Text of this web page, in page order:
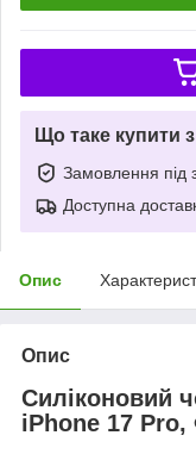
Що таке купити
Замовлення під
Доступна
Опис
Опис
Силіконовий
iPhone 17 Pro,